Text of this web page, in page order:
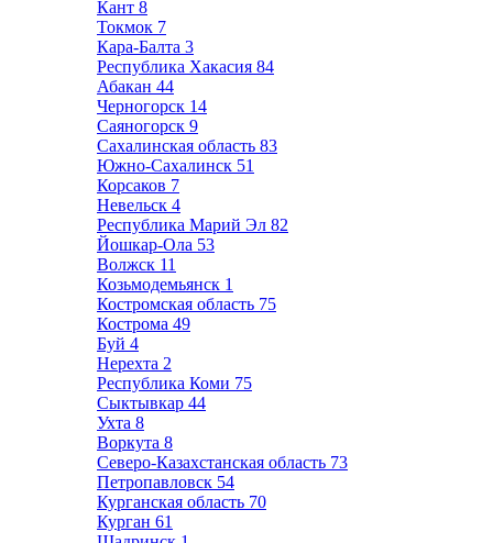
Кант 8
Токмок 7
Кара-Балта 3
Республика Хакасия 84
Абакан 44
Черногорск 14
Саяногорск 9
Сахалинская область 83
Южно-Сахалинск 51
Корсаков 7
Невельск 4
Республика Марий Эл 82
Йошкар-Ола 53
Волжск 11
Козьмодемьянск 1
Костромская область 75
Кострома 49
Буй 4
Нерехта 2
Республика Коми 75
Сыктывкар 44
Ухта 8
Воркута 8
Северо-Казахстанская область 73
Петропавловск 54
Курганская область 70
Курган 61